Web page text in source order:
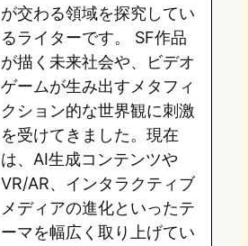
n
k
が交わる領域を探究してい
るライターです。 SF作品
が描く未来社会や、ビデオ
ゲームが生み出すメタフィ
クション的な世界観に刺激
を受けてきました。現在
は、AI生成コンテンツや
VR/AR、インタラクティブ
メディアの進化といったテ
ーマを幅広く取り上げてい